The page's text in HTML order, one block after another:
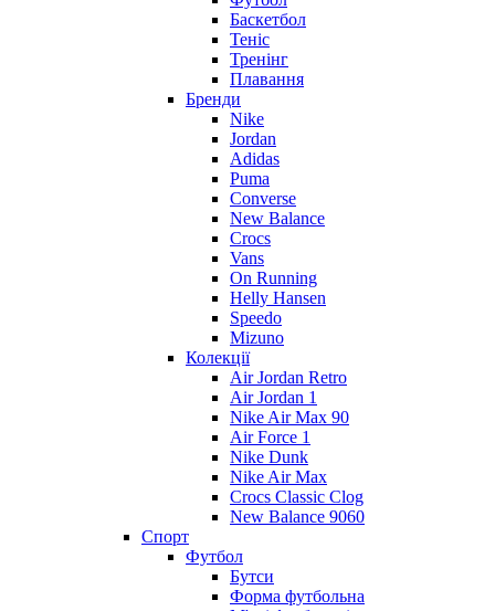
Баскетбол
Теніс
Тренінг
Плавання
Бренди
Nike
Jordan
Adidas
Puma
Converse
New Balance
Crocs
Vans
On Running
Helly Hansen
Speedo
Mizuno
Колекції
Air Jordan Retro
Air Jordan 1
Nike Air Max 90
Air Force 1
Nike Dunk
Nike Air Max
Crocs Classic Clog
New Balance 9060
Спорт
Футбол
Бутси
Форма футбольна